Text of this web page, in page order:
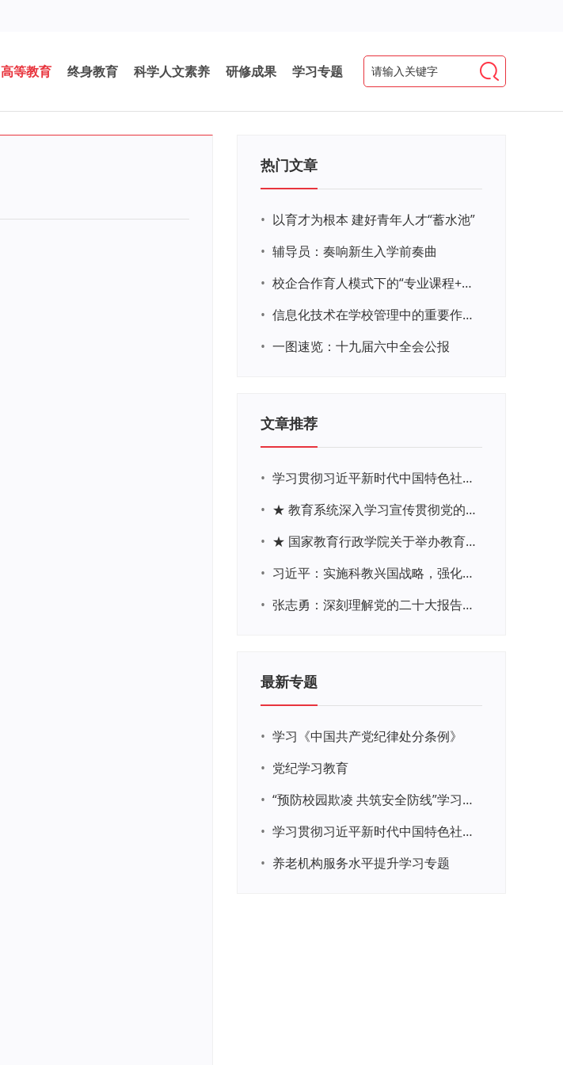
高等教育 终身教育 科学人文素养 研修成果 学习专题
热门文章
• 以育才为根本 建好青年人才“蓄水池”
• 辅导员：奏响新生入学前奏曲
•
校企合作育人模式下的“专业课程+思政教育+党建活动”交叉融合的课程思政教学探索与实践
•
信息化技术在学校管理中的重要作用 ——以贵州省威宁民族中学和校园使用等为例
• 一图速览：十九届六中全会公报
文章推荐
•
学习贯彻习近平新时代中国特色社会主义思想主题教育网络培训
•
★ 教育系统深入学习宣传贯彻党的二十大精神学习专题
•
★ 国家教育行政学院关于举办教育系统深入学习宣传贯彻党的二十大精神专题网络培训的通知
•
习近平：实施科教兴国战略，强化现代化建设人才支撑
•
张志勇：深刻理解党的二十大报告关于教育的新思想、新战略、新要求
最新专题
• 学习《中国共产党纪律处分条例》
• 党纪学习教育
•
“预防校园欺凌 共筑安全防线”学习专题
•
学习贯彻习近平新时代中国特色社会主义思想主题教育
• 养老机构服务水平提升学习专题